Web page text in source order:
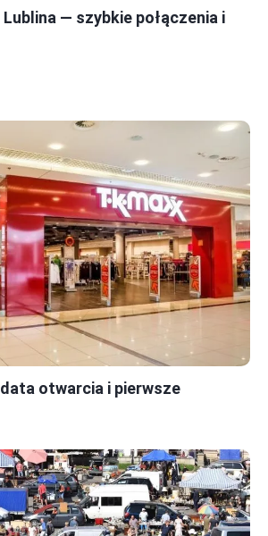
— szybkie połączenia i
otwarcia i pierwsze